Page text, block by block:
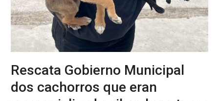
Rescata Gobierno Municipal
dos cachorros que eran